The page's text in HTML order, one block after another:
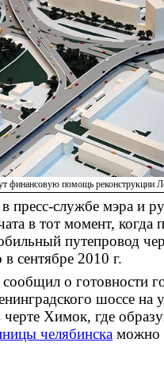
финансовую помощь реконструкции
пресс-службе мэра и
в тот момент, когда
путепровод
сентябре 2010 г.
о готовности
шоссе
Химок, где
челябинска можно